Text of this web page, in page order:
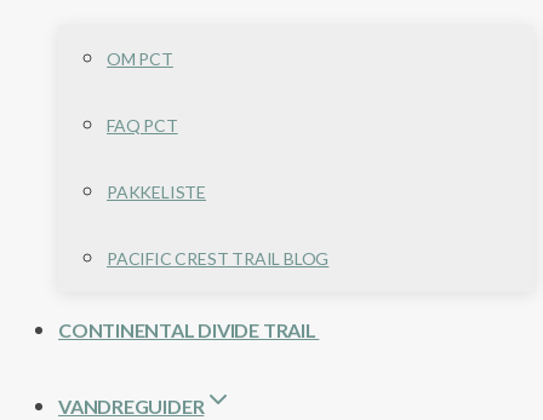
OM PCT
FAQ PCT
PAKKELISTE
PACIFIC CREST TRAIL BLOG
CONTINENTAL DIVIDE TRAIL
VANDREGUIDER